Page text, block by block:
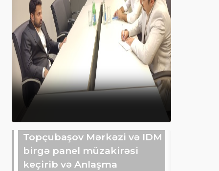
Topçubaşov Mərkəzi və IDM
birgə panel müzakirəsi
keçirib və Anlaşma